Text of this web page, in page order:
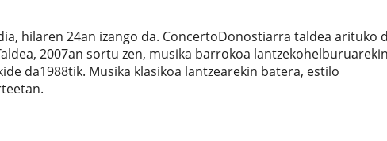
hilaren 24an izango da. ConcertoDonostiarra taldea arituko
2007an sortu zen, musika barrokoa
da1988tik. Musika klasikoa lantzearekin batera, estilo